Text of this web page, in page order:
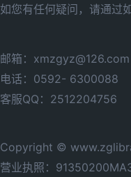
如您有任何疑问，请通过
邮箱：xmzgyz@126.com
电话：0592- 6300088
客服QQ：2512204756
Copyright ©
营业执照：